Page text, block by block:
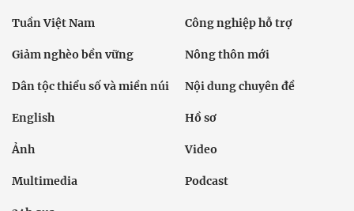
Tuần Việt Nam Công nghiệp hỗ trợ
Giảm nghèo bền vững Nông thôn mới
Dân tộc thiểu số và miền núi Nội dung chuyên đề
English Hồ sơ
Ảnh Video
Multimedia Podcast